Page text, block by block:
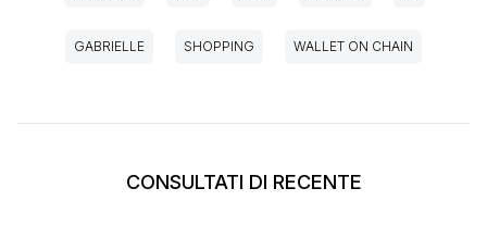
GABRIELLE SHOPPING WALLET ON CHAIN
CONSULTATI DI RECENTE